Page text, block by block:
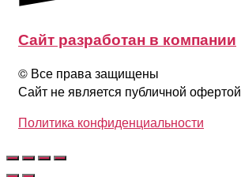
Сайт разработан в компании
© Все права защищены
Сайт не является публичной офертой
Политика конфиденциальности